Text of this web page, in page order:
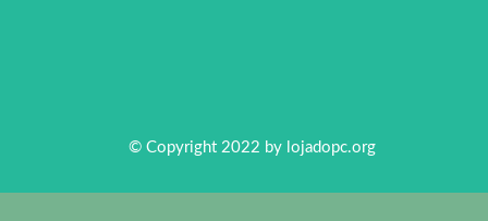
© Copyright 2022 by lojadopc.org